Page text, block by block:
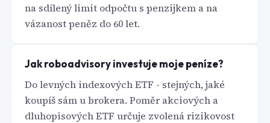
na sdílený limit odpočtu s penzijkem a na
vázanost peněz do 60 let.
Jak roboadvisory investuje moje peníze?
Do levných indexových ETF - stejných, jaké
koupíš sám u brokera. Poměr akciových a
dluhopisových ETF určuje zvolená rizikovost